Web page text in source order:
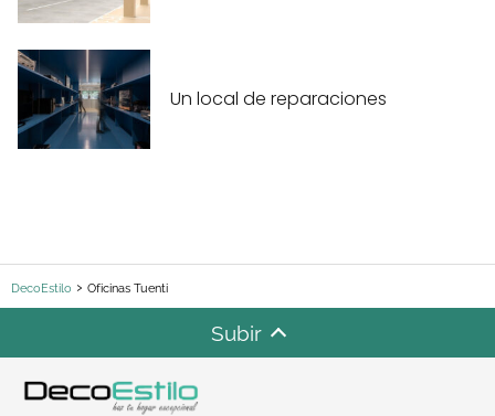
Un local de reparaciones
DecoEstilo Oficinas Tuenti
Subir